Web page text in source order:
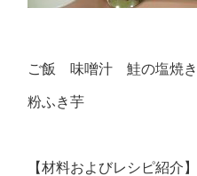
ご飯 味噌汁 鮭の塩焼
粉ふき芋
【材料およびレシピ紹介】